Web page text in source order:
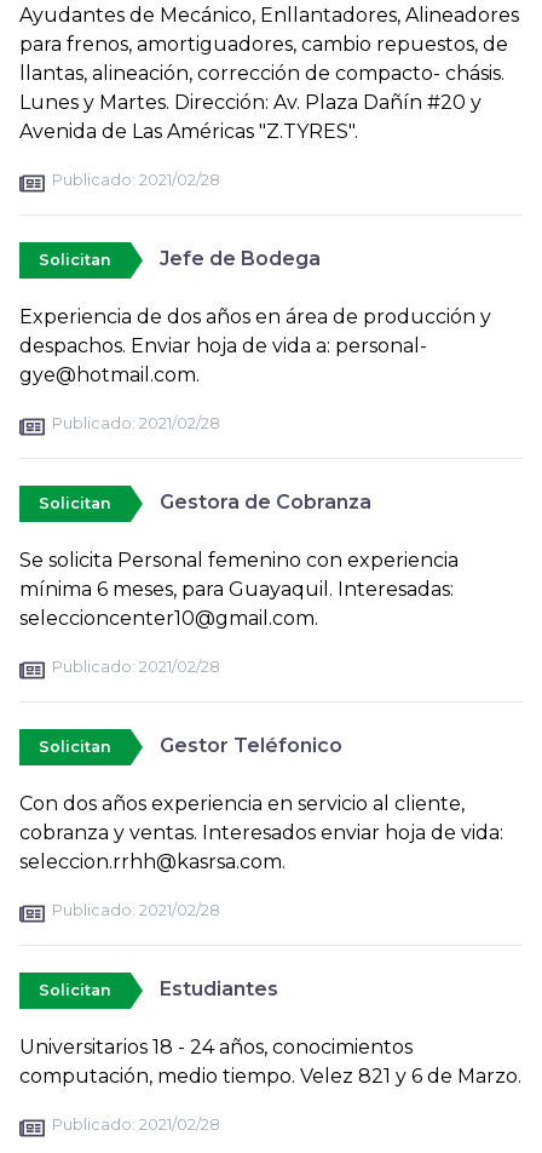
Ayudantes de Mecánico, Enllantadores, Alineadores
para frenos, amortiguadores, cambio repuestos, de
llantas, alineación, corrección de compacto- chásis.
Lunes y Martes. Dirección: Av. Plaza Dañín #20 y
Avenida de Las Américas "Z.TYRES".
Publicado: 2021/02/28
Solicitan Jefe de Bodega
Experiencia de dos años en área de producción y
despachos. Enviar hoja de vida a: personal-
gye@hotmail.com.
Publicado: 2021/02/28
Solicitan Gestora de Cobranza
Se solicita Personal femenino con experiencia
mínima 6 meses, para Guayaquil. Interesadas:
seleccioncenter10@gmail.com.
Publicado: 2021/02/28
Solicitan Gestor Teléfonico
Con dos años experiencia en servicio al cliente,
cobranza y ventas. Interesados enviar hoja de vida:
seleccion.rrhh@kasrsa.com.
Publicado: 2021/02/28
Solicitan Estudiantes
Universitarios 18 - 24 años, conocimientos
computación, medio tiempo. Velez 821 y 6 de Marzo.
Publicado: 2021/02/28